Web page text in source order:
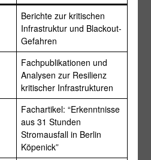
Berichte zur kritischen
Infrastruktur und Blackout-
Gefahren
Fachpublikationen und
Analysen zur Resilienz
kritischer Infrastrukturen
Fachartikel: “Erkenntnisse
aus 31 Stunden
Stromausfall in Berlin
Köpenick”